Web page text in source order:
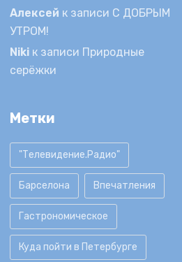
Алексей к записи С ДОБРЫМ
УТРОМ!
Niki к записи Природные
серёжки
Метки
"Телевидение.Радио"
Барселона Впечатления
Гастрономическое
Куда пойти в Петербурге